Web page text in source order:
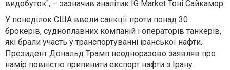
видобуток", – зазначив аналітик IG Market Тоні Сайкамор.
У понеділок США ввели санкції проти понад 30
брокерів, судноплавних компаній і операторів танкерів,
які брали участь у транспортуванні іранської нафти.
Президент Дональд Трамп неодноразово заявляв про
намір повністю припинити експорт нафти з Ірану.